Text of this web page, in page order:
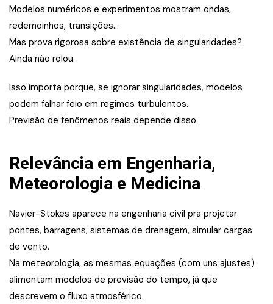
Modelos numéricos e experimentos mostram ondas,
redemoinhos, transições…
Mas prova rigorosa sobre existência de singularidades?
Ainda não rolou.
Isso importa porque, se ignorar singularidades, modelos
podem falhar feio em regimes turbulentos.
Previsão de fenômenos reais depende disso.
Relevância em Engenharia,
Meteorologia e Medicina
Navier-Stokes aparece na engenharia civil pra projetar
pontes, barragens, sistemas de drenagem, simular cargas
de vento.
Na meteorologia, as mesmas equações (com uns ajustes)
alimentam modelos de previsão do tempo, já que
descrevem o fluxo atmosférico.